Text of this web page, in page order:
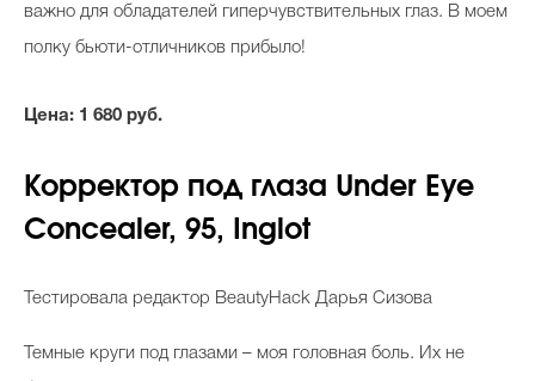
важно для обладателей гиперчувствительных глаз. В моем
полку бьюти-отличников прибыло!
Цена: 1 680 руб.
Корректор под глаза Under Eye
Concealer, 95, Inglot
Тестировала редактор BeautyHack Дарья Сизова
Темные круги под глазами – моя головная боль. Их не